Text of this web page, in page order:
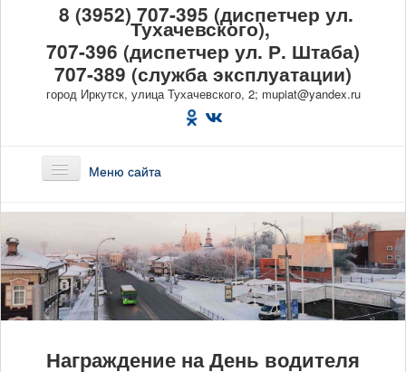
8 (3952) 707-395 (диспетчер ул.
Тухачевского),
707-396 (диспетчер ул. Р. Штаба)
707-389 (служба эксплуатации)
город Иркутск, улица Тухачевского, 2; mupiat@yandex.ru
Меню сайта
О предприятии
Маршруты
Вакансии
Награждение на День водителя